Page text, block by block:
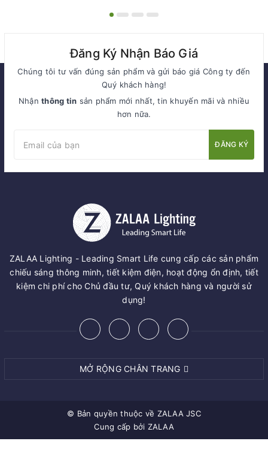
Đăng Ký Nhận Báo Giá
Chúng tôi tư vấn đúng sản phẩm và gửi báo giá Công ty đến
Quý khách hàng!
Nhậnthông tin sản phẩm mới nhất, tin khuyến mãi và nhiều
hơn nữa.
ĐĂNG KÝ
ZALAA Lighting - Leading Smart Life cung cấp các sản phẩm
chiếu sáng thông minh, tiết kiệm điện, hoạt động ổn định, tiết
kiệm chi phí cho Chủ đầu tư, Quý khách hàng và người sử
dụng!
MỞ RỘNG CHÂN TRANG
© Bản quyền thuộc về ZALAA JSC
Cung cấp bởi ZALAA